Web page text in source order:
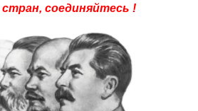
соединяйтесь !